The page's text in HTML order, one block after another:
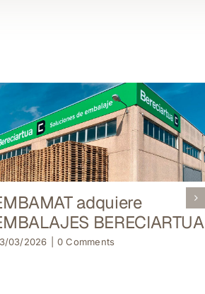
adquiere
BERECIARTUA
03/2026 0 Comments